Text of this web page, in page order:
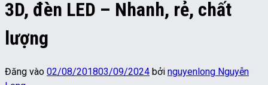
3D, đèn LED – Nhanh, rẻ, chất
lượng
Đăng vào 02/08/201803/09/2024 bởi nguyenlong Nguyễn